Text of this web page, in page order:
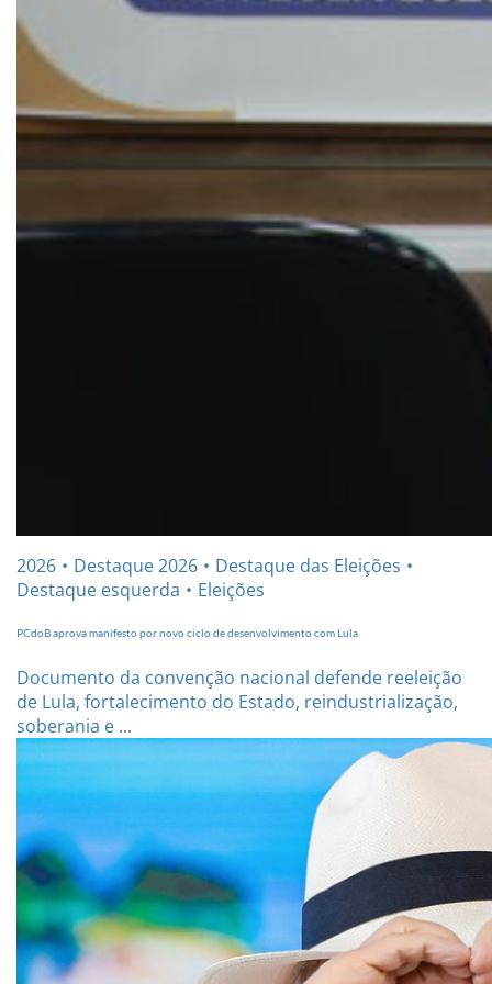
2026 Destaque 2026
Destaque das Eleições
Destaque esquerda
Eleições
PCdoB aprova manifesto por novo ciclo de desenvolvimento com Lula
Documento da convenção nacional defende reeleição
de Lula, fortalecimento do Estado, reindustrialização,
soberania e ...